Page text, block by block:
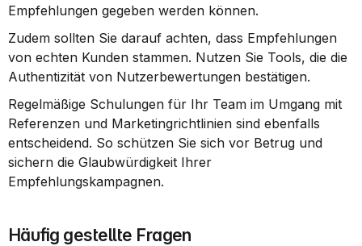
Empfehlungen gegeben werden können.
Zudem sollten Sie darauf achten, dass Empfehlungen
von echten Kunden stammen. Nutzen Sie Tools, die die
Authentizität von Nutzerbewertungen bestätigen.
Regelmäßige Schulungen für Ihr Team im Umgang mit
Referenzen und Marketingrichtlinien sind ebenfalls
entscheidend. So schützen Sie sich vor Betrug und
sichern die Glaubwürdigkeit Ihrer
Empfehlungskampagnen.
Häufig gestellte Fragen